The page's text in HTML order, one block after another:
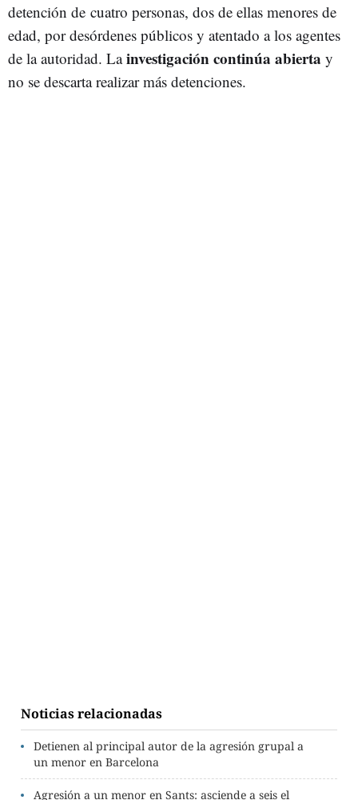
detención de cuatro personas, dos de ellas menores de
edad, por desórdenes públicos y atentado a los agentes
de la autoridad. Lainvestigación continúa abierta y
no se descarta realizar más detenciones.
Noticias relacionadas
Detienen al principal autor de la agresión grupal a
un menor en Barcelona
Agresión a un menor en Sants: asciende a seis el